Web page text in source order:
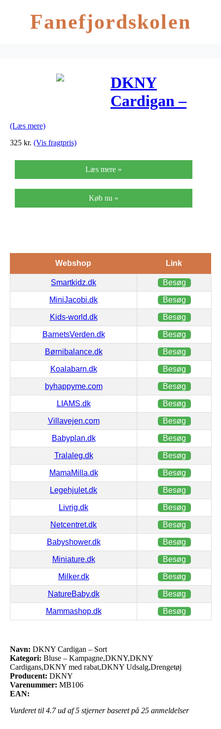
Fanefjordskolen
DKNY
Cardigan –
(Læs mere)
325 kr. (Vis fragtpris)
Læs mere »
Køb nu »
Webshop Link
Smartkidz.dk Besøg
MiniJacobi.dk Besøg
Kids-world.dk Besøg
BarnetsVerden.dk Besøg
Børnibalance.dk Besøg
Koalabarn.dk Besøg
byhappyme.com Besøg
LIAMS.dk Besøg
Villavejen.com Besøg
Babyplan.dk Besøg
Tralaleg.dk Besøg
MamaMilla.dk Besøg
Legehjulet.dk Besøg
Livrig.dk Besøg
Netcentret.dk Besøg
Babyshower.dk Besøg
Miniature.dk Besøg
Milker.dk Besøg
NatureBaby.dk Besøg
Mammashop.dk Besøg
Navn: DKNY Cardigan – Sort
Kategori: Bluse – Kampagne,DKNY,DKNY
Cardigans,DKNY med rabat,DKNY Udsalg,Drengetøj
Producent: DKNY
Varenummer: MB106
EAN:
Vurderet til 4.7ud af 5 stjerner baseret på 25 anmeldelser